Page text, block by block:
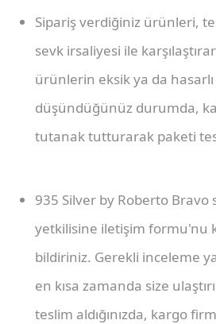
Sipariş verdiğiniz ürünleri,
sevk irsaliyesi ile
ürünlerin eksik ya da
düşündüğünüz durumda,
tutanak tutturarak paketi
935 Silver by Roberto Bravo
yetkilisine iletişim formu'nu
bildiriniz. Gerekli inceleme
en kısa zamanda size
teslim aldığınızda, kargo